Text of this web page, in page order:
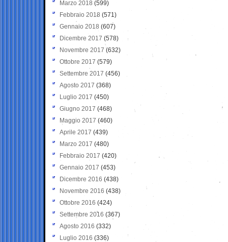
Marzo 2018 (599)
Febbraio 2018 (571)
Gennaio 2018 (607)
Dicembre 2017 (578)
Novembre 2017 (632)
Ottobre 2017 (579)
Settembre 2017 (456)
Agosto 2017 (368)
Luglio 2017 (450)
Giugno 2017 (468)
Maggio 2017 (460)
Aprile 2017 (439)
Marzo 2017 (480)
Febbraio 2017 (420)
Gennaio 2017 (453)
Dicembre 2016 (438)
Novembre 2016 (438)
Ottobre 2016 (424)
Settembre 2016 (367)
Agosto 2016 (332)
Luglio 2016 (336)